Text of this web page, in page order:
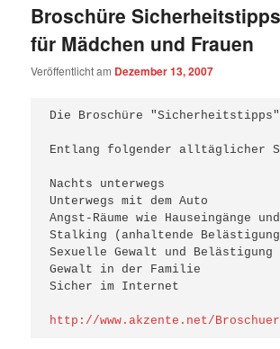
Broschüre Sicherheitstipps
für Mädchen und Frauen
Veröffentlicht am Dezember 13, 2007
Die Broschüre
Entlang folgender alltäglicher
Nachts unterwegs
Unterwegs mit dem Auto
Angst-Räume wie Hauseingänge
Stalking (anhaltende
Sexuelle Gewalt und Belästigung
Gewalt in der Familie
Sicher im Internet
http://www.akzente.net/